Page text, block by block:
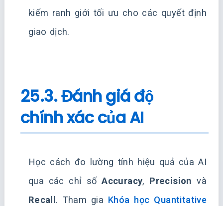
kiếm ranh giới tối ưu cho các quyết định
giao dịch.
25.3. Đánh giá độ
chính xác của AI
Học cách đo lường tính hiệu quả của AI
qua các chỉ sốAccuracy, Precision và
Recall . Tham gia Khóa học Quantitative